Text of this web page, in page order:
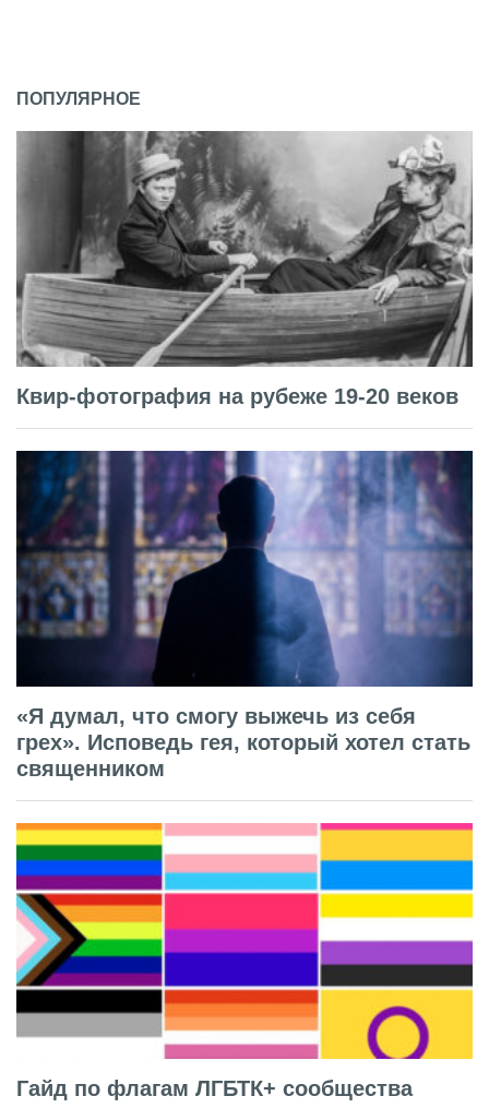
ПОПУЛЯРНОЕ
Квир-фотография на рубеже 19-20 веков
«Я думал, что смогу выжечь из себя
грех». Исповедь гея, который хотел стать
священником
Гайд по флагам ЛГБТК+ сообщества